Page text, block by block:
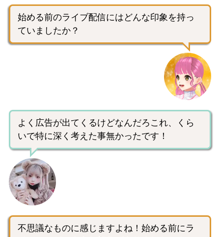
始める前のライブ配信にはどんな印象を持っ
ていましたか？
よく広告が出てくるけどなんだろこれ、くら
いで特に深く考えた事無かったです！
不思議なものに感じますよね！始める前にラ